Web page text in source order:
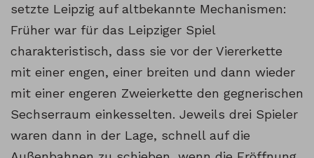
setzte Leipzig auf altbekannte Mechanismen:
Früher war für das Leipziger Spiel
charakteristisch, dass sie vor der Viererkette
mit einer engen, einer breiten und dann wieder
mit einer engeren Zweierkette den gegnerischen
Sechserraum einkesselten. Jeweils drei Spieler
waren dann in der Lage, schnell auf die